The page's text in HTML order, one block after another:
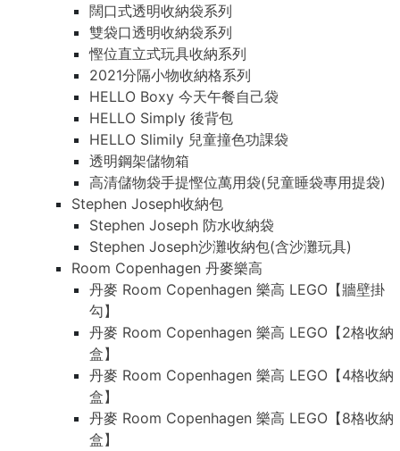
闊口式透明收納袋系列
雙袋口透明收納袋系列
慳位直立式玩具收納系列
2021分隔小物收納格系列
HELLO Boxy 今天午餐自己袋
HELLO Simply 後背包
HELLO Slimily 兒童撞色功課袋
透明鋼架儲物箱
高清儲物袋手提慳位萬用袋(兒童睡袋專用提袋)
Stephen Joseph收納包
Stephen Joseph 防水收納袋
Stephen Joseph沙灘收納包(含沙灘玩具)
Room Copenhagen 丹麥樂高
丹麥 Room Copenhagen 樂高 LEGO【牆壁掛
勾】
丹麥 Room Copenhagen 樂高 LEGO【2格收納
盒】
丹麥 Room Copenhagen 樂高 LEGO【4格收納
盒】
丹麥 Room Copenhagen 樂高 LEGO【8格收納
盒】